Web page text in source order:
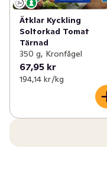
Ätklar Kyckling
Soltorkad Tomat
Tärnad
350 g, Kronfågel
67,95 kr
194,14 kr /kg